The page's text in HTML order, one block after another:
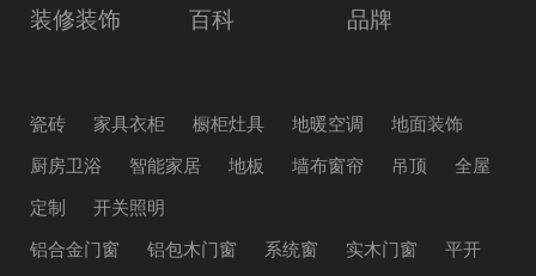
装修装饰
百科 品牌
瓷砖 家具衣柜 橱柜灶具 地暖空调
地面装饰
厨房卫浴
智能家居 地板 墙布窗帘 吊顶
全屋
定制
开关照明
铝合金门窗
铝包木门窗 系统窗 实木门窗
平开